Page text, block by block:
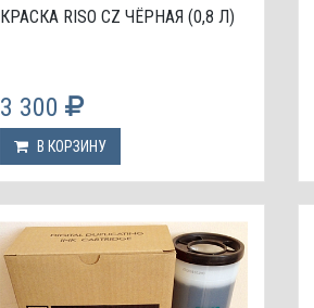
КРАСКА RISO CZ ЧЁРНАЯ (0,8 Л)
3 300
В КОРЗИНУ